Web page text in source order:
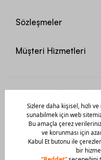
Sözleşmeler
Müşteri Hizmetleri
Mobil